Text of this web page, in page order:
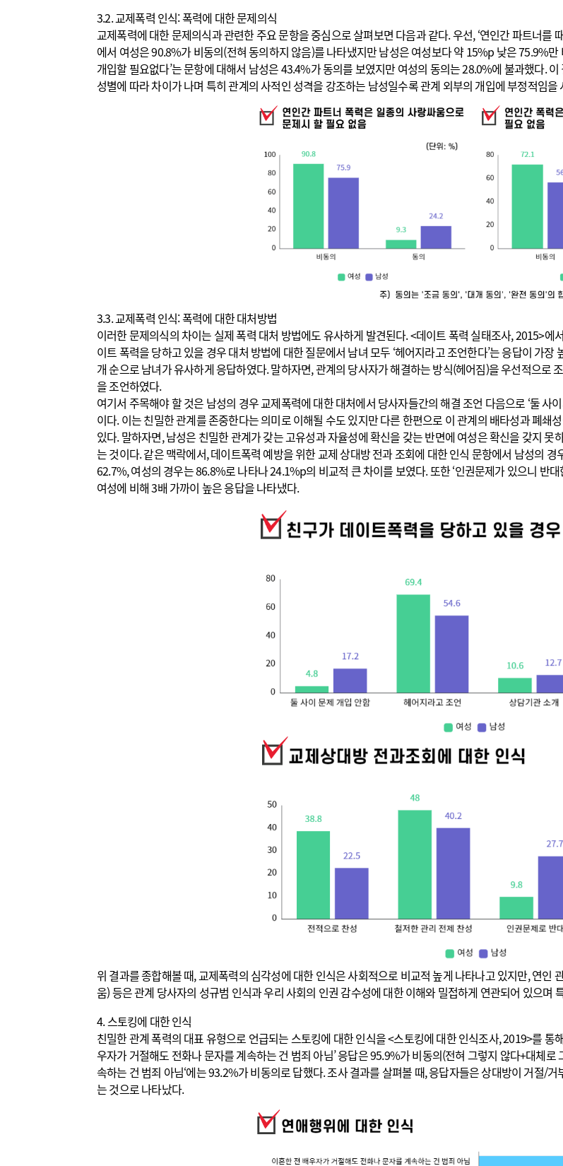
3.2. 교제폭력 인식: 폭력에 대한 문제의식
교제폭력에 대한 문제의식과 관련한 주요 문항을 중심으로 살펴보면 다음과 같다. 우선, ‘연인간 파트너를
에서 여성은 90.8%가 비동의(전혀 동의하지 않음)를 나타냈지만 남성은 여성보다 약 15%p 낮은 75.9%
개입할 필요없다’는 문항에 대해서 남성은 43.4%가 동의를 보였지만 여성의 동의는 28.0%에 불과했다.
성별에 따라 차이가 나며 특히 관계의 사적인 성격을 강조하는 남성일수록 관계 외부의 개입에 부정적임을
3.3. 교제폭력 인식: 폭력에 대한 대처방법
이러한 문제의식의 차이는 실제 폭력 대처 방법에도 유사하게 발견된다. <데이트 폭력 실태조사, 2015>
이트 폭력을 당하고 있을 경우 대처 방법에 대한 질문에서 남녀 모두 ‘헤어지라고 조언한다’는 응답이 가
개 순으로 남녀가 유사하게 응답하였다. 말하자면, 관계의 당사자가 해결하는 방식(헤어짐)을 우선적으로
을 조언하였다.
여기서 주목해야 할 것은 남성의 경우 교제폭력에 대한 대처에서 당사자들간의 해결 조언 다음으로 ‘둘 사
이다. 이는 친밀한 관계를 존중한다는 의미로 이해될 수도 있지만 다른 한편으로 이 관계의 배타성과 폐쇄
있다. 말하자면, 남성은 친밀한 관계가 갖는 고유성과 자율성에 확신을 갖는 반면에 여성은 확신을 갖지
는 것이다. 같은 맥락에서, 데이트폭력 예방을 위한 교제 상대방 전과 조회에 대한 인식 문항에서 남성의 경
62.7%, 여성의 경우는 86.8%로 나타나 24.1%p의 비교적 큰 차이를 보였다. 또한 ‘인권문제가 있으니 반
여성에 비해 3배 가까이 높은 응답을 나타냈다.
위 결과를 종합해볼 때, 교제폭력의 심각성에 대한 인식은 사회적으로 비교적 높게 나타나고 있지만, 연인
움) 등은 관계 당사자의 성규범 인식과 우리 사회의 인권 감수성에 대한 이해와 밀접하게 연관되어 있으며
4. 스토킹에 대한 인식
친밀한 관계 폭력의 대표 유형으로 언급되는 스토킹에 대한 인식을 <스토킹에 대한 인식조사, 2019>를 통
우자가 거절해도 전화나 문자를 계속하는 건 범죄 아님’ 응답은 95.9%가 비동의(전혀 그렇지 않다+대체
속하는 건 범죄 아님‘에는 93.2%가 비동의로 답했다. 조사 결과를 살펴볼 때, 응답자들은 상대방이 거절/
는 것으로 나타났다.